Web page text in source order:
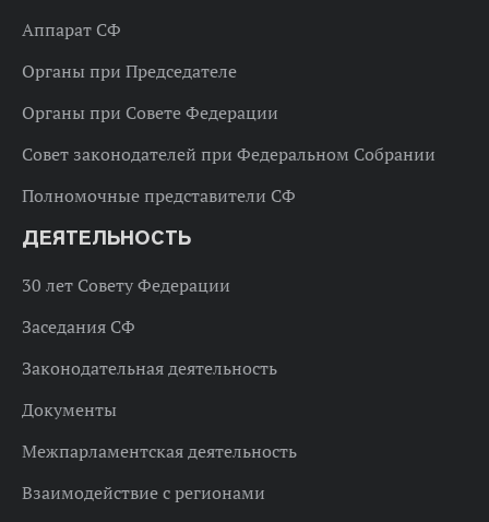
Аппарат СФ
Органы при Председателе
Органы при Совете Федерации
Совет законодателей при Федеральном Собрании
Полномочные представители СФ
ДЕЯТЕЛЬНОСТЬ
30 лет Совету Федерации
Заседания СФ
Законодательная деятельность
Документы
Межпарламентская деятельность
Взаимодействие с регионами